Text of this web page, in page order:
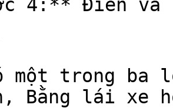
4:** Điền và
một trong
Bằng lái xe